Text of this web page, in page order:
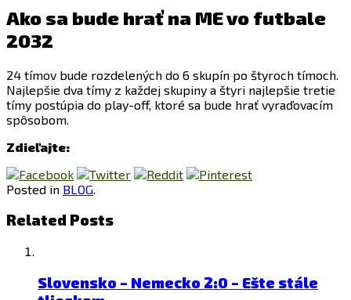
Ako sa bude hrať na ME vo futbale
2032
24 tímov bude rozdelených do 6 skupín po štyroch tímoch.
Najlepšie dva tímy z každej skupiny a štyri najlepšie tretie
tímy postúpia do play-off, ktoré sa bude hrať vyraďovacím
spôsobom.
Zdieľajte:
Posted in BLOG
Related Posts
Slovensko – Nemecko 2:0 – Ešte stále